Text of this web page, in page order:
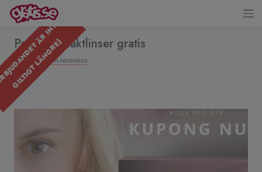
Ä
}
Prova kontaktlinser gratis
19/02/2017 ·GRATIS PRODUKTER